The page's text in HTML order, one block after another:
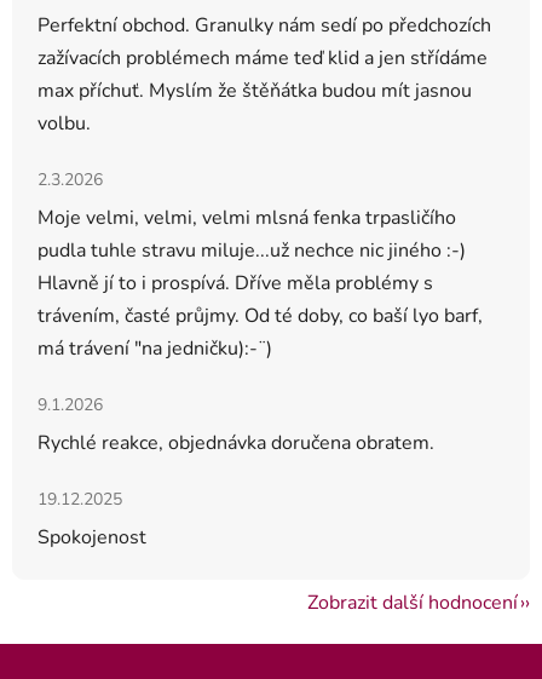
Perfektní obchod. Granulky nám sedí po předchozích
zažívacích problémech máme teď klid a jen střídáme
max příchuť. Myslím že štěňátka budou mít jasnou
volbu.
Hodnocení obchodu je 5 z 5 hvězdiček.
2.3.2026
Moje velmi, velmi, velmi mlsná fenka trpasličího
pudla tuhle stravu miluje...už nechce nic jiného :-)
Hlavně jí to i prospívá. Dříve měla problémy s
trávením, časté průjmy. Od té doby, co baší lyo barf,
má trávení "na jedničku):-¨)
Hodnocení obchodu je 5 z 5 hvězdiček.
9.1.2026
Rychlé reakce, objednávka doručena obratem.
Hodnocení obchodu je 5 z 5 hvězdiček.
19.12.2025
Spokojenost
Zobrazit další hodnocení